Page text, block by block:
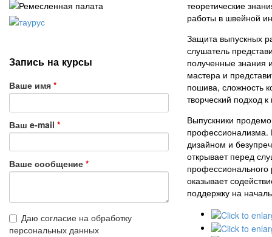
теоретические
работы в швейной
Защита выпускных
слушатель
полученные знания
мастера и
пошива, сложность
творческий подход
Выпускники
профессионализма.
дизайном и
открывает перед
профессионального
оказывает
поддержку на
Запись на курсы
Ваше имя *
Ваш e-mail *
Ваше сообщение *
Даю согласие на обработку
персональных данных